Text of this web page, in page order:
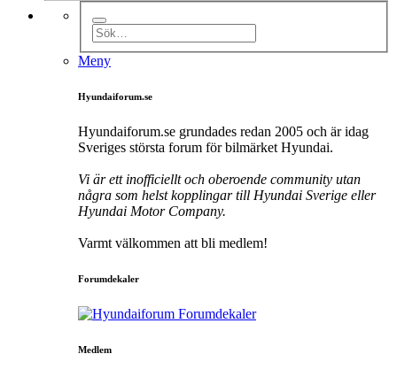
Meny
Hyundaiforum.se
Hyundaiforum.se grundades redan 2005 och är idag
Sveriges största forum för bilmärket Hyundai.
Vi är ett inofficiellt och oberoende community utan
några som helst kopplingar till Hyundai Sverige eller
Hyundai Motor Company.
Varmt välkommen att bli medlem!
Forumdekaler
Medlem